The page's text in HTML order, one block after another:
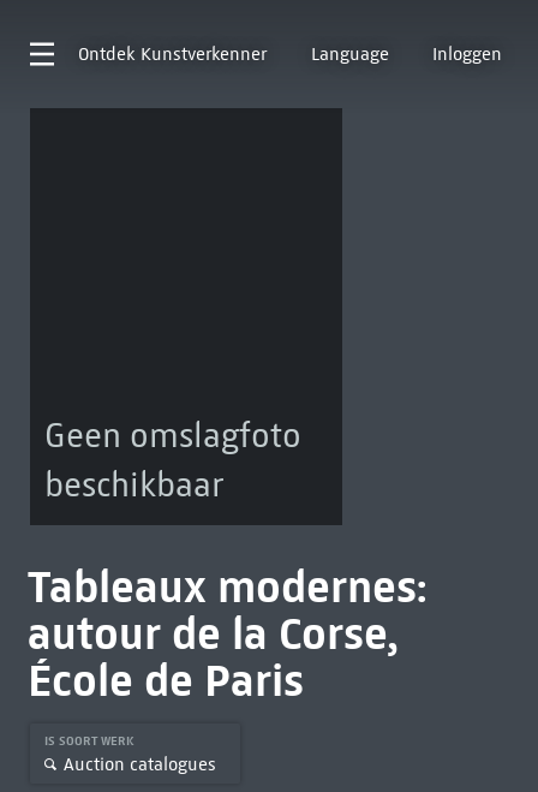
Ontdek Kunstverkenner Language Inloggen
Geen omslagfoto
beschikbaar
Tableaux modernes:
autour de la Corse,
École de Paris
IS SOORT WERK
Auction catalogues